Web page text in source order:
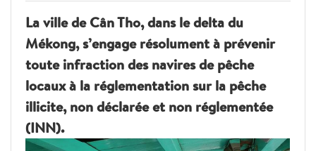
La ville de Cân Tho, dans le delta du
Mékong, s’engage résolument à prévenir
toute infraction des navires de pêche
locaux à la réglementation sur la pêche
illicite, non déclarée et non réglementée
(INN).